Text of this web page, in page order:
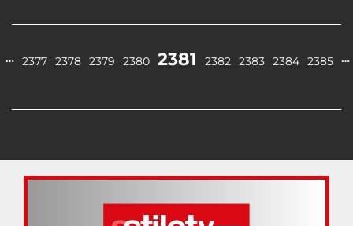
… 2377 2378 2379 2380 2381 2382 2383 2384 2385 …